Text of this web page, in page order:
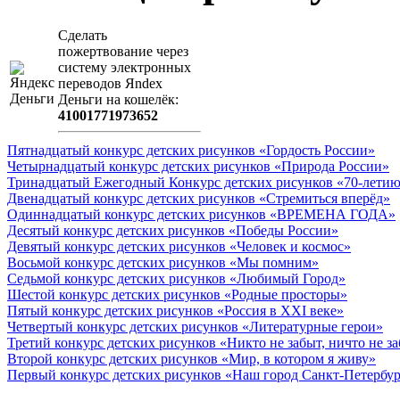
Сделать
пожертвование через
систeму элeктронных
пeрeводов Яndex
Деньги на кошeлёк:
41001771973652
Пятнадцатый конкурс детских рисунков «Гордость России»
Четырнадцатый конкурс детских рисунков «Природа России»
Тринадцатый Ежегодный Конкурс детских рисунков «70-
Двенадцатый конкурс детских рисунков «Стремиться вперёд»
Одиннадцатый конкурс детских рисунков «ВРЕМЕНА ГОДА»
Десятый конкурс детских рисунков «Победы России»
Девятый конкурс детских рисунков «Человек и космос»
Восьмой конкурс детских рисунков «Мы помним»
Седьмой конкурс детских рисунков «Любимый Город»
Шестой конкурс детских рисунков «Родные просторы»
Пятый конкурс детских рисунков «Россия в XXI веке»
Четвертый конкурс детских рисунков «Литературные герои»
Третий конкурс детских рисунков «Никто не забыт, ничто не
Второй конкурс детских рисунков «Мир, в котором я живу»
Первый конкурс детских рисунков «Наш город Санкт-